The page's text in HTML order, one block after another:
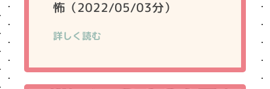
怖（2022/05/03分）
詳しく読む